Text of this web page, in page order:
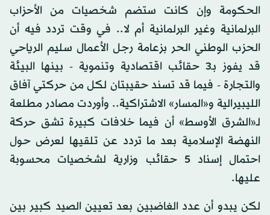
الحكومة وإن كانت ستضم شخصيات من الأحزاب
البرلمانية وغير البرلمانية أم لا.. في وقت تردد فيه أن
الحزب الوطني الحر بزعامة رجل الأعمال سليم الرياحي
قد يفوز بـ3 حقائب اقتصادية وتنموية - بينها البيئة
والتجارة - فيما قد تسند حقيبتان لكل من حركتي آفاق
الليبيرالية و«المسار» الاشتراكية.. وأوردت مصادر مطلعة
لـ«الشرق الأوسط» أن فيما خلافات كبيرة تشق حركة
النهضة الإسلامية بعد ما تردد عن تلقيها لعرض حول
احتمال إسناد 5 حقائب وزارية لشخصيات محسوبة
عليها.
لكن يبدو أن عدد الغاضبين بعد تعيين الصيد كبير بين